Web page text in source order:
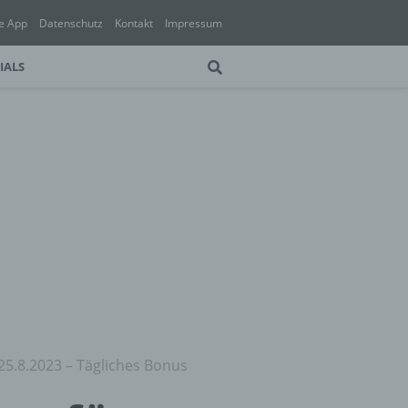
App Datenschutz Kontakt Impressum
– Tägliches Bonus